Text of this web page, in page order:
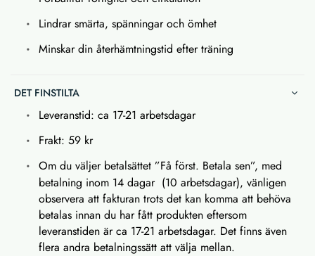
Lindrar smärta, spänningar och ömhet
Minskar din återhämtningstid efter träning
DET FINSTILTA
Leveranstid: ca 17-21 arbetsdagar
Frakt: 59 kr
Om du väljer betalsättet ”Få först. Betala sen”, med
betalning inom 14 dagar (10 arbetsdagar), vänligen
observera att fakturan trots det kan komma att behöva
betalas innan du har fått produkten eftersom
leveranstiden är ca 17-21 arbetsdagar. Det finns även
flera andra betalningssätt att välja mellan.